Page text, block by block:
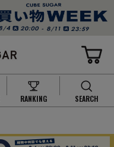
RANKING SEARCH